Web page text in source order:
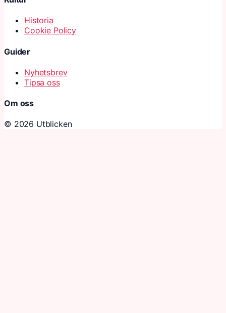
Historia
Cookie Policy
Guider
Nyhetsbrev
Tipsa oss
Om oss
© 2026 Utblicken